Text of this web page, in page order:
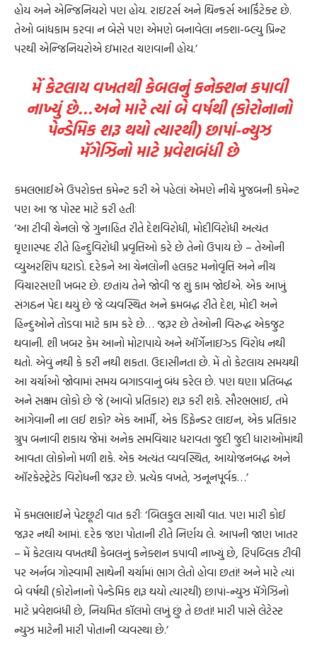
હોય અને એન્જિનિયરો પણ હોય. રાઇટર્સ અને થિન્કર્સ આર્કિટેક્ટ છે.
તેઓ બાંધકામ કરવા ન બેસે પણ એમણે બનાવેલા નક્શા-બ્લ્યુ પ્રિન્ટ
પરથી એન્જિનિયરોએ ઇમારત ચણવાની હોય.’
મેં કેટલાય વખતથી કેબલનું કનેક્શન કપાવી
નાખ્યું છે…અને મારે ત્યાં બે વર્ષથી (કોરોનાનો
પેન્ડેમિક શરૂ થયો ત્યારથી) છાપાં-ન્યુઝ
મૅગેઝિનો માટે પ્રવેશબંધી છે
કમલભાઈએ ઉપરોક્ત કમેન્ટ કરી એ પહેલાં એમણે નીચે મુજબની કમેન્ટ
પણ આ જ પોસ્ટ માટે કરી હતીઃ
‘આ ટીવી ચેનલો જે ગુનાહિત રીતે દેશવિરોધી, મોદીવિરોધી અત્યંત
ઘૃણાસ્પદ રીતે હિન્દુવિરોધી પ્રવૃત્તિઓ કરે છે તેનો ઉપાય છે – તેઓની
વ્યુઅરશિપ ઘટાડો. દરેકને આ ચેનલોની હલકટ મનોવૃત્તિ અને નીચ
વિચારસણી ખબર છે. છતાંય તેને જોવી જ શું કામ જોઈએ. એક આખું
સંગઠન પેદા થયું છે જે વ્યવસ્થિત અને ક્રમબદ્ધ રીતે દેશ, મોદી અને
હિન્દુઓને તોડવા માટે કામ કરે છે… જરૂર છે તેઓની વિરુદ્ધ એકજુટ
થવાની. શી ખબર કેમ આનો મોટાપાયે અને ઑર્ગેનાઇઝ્ડ વિરોધ નથી
થતો. એવું નથી કે કરી નથી શકતા. ઉદાસીનતા છે. મેં તો કેટલાય સમયથી
આ ચર્ચાઓ જોવામાં સમય બગાડવાનું બંધ કરેલ છે. પણ ઘણા પ્રતિબદ્ધ
અને સક્ષમ લોકો છે જે (આવો પ્રતિકાર) શરૂ કરી શકે. સૌરભભાઈ, તમે
આગેવાની ના લઈ શકો? એક આર્મી, એક ડિફેન્ડર લાઇન, એક પ્રતિકાર
ગ્રુપ બનાવી શકાય જેમાં અનેક સમવિચાર ધરાવતા જુદી જુદી ધારાઓમાંથી
આવતા લોકોનો મળી શકે. એક અત્યંત વ્યવસ્થિત, આયોજનબદ્ધ અને
ઑરકેસ્ટ્રેટેડ વિરોધની જરૂર છે. પ્રત્યેક વખતે, ઝનૂનપૂર્વક…’
મેં કમલભાઈને પેટછૂટી વાત કરીઃ ‘બિલકુલ સાચી વાત. પણ મારી કોઈ
જરૂર નથી આમાં. દરેક જણ પોતાની રીતે નિર્ણય લે. આપની જાણ ખાતર
– મેં કેટલાય વખતથી કેબલનું કનેક્શન કપાવી નાખ્યું છે, રિપબ્લિક ટીવી
પર અર્નબ ગોસ્વામી સાથેની ચર્ચામાં ભાગ લેતો હોવા છતાં! અને મારે ત્યાં
બે વર્ષથી (કોરોનાનો પેન્ડેમિક શરૂ થયો ત્યારથી) છાપાં-ન્યુઝ મૅગેઝિનો
માટે પ્રવેશબંધી છે, નિયમિત કૉલમો લખું છું તે છતાં! મારી પાસે લેટેસ્ટ
ન્યુઝ માટેની મારી પોતાની વ્યવસ્થા છે.’